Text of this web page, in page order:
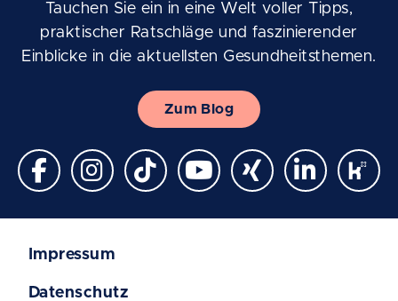
Tauchen Sie ein in eine Welt voller Tipps,
praktischer Ratschläge und faszinierender
Einblicke in die aktuellsten Gesundheitsthemen.
Zum Blog
Impressum
Datenschutz